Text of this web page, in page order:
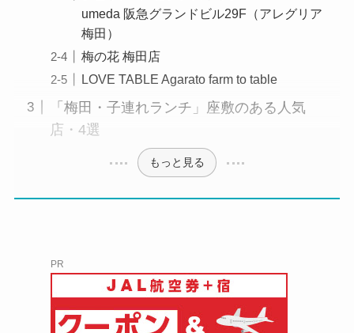
umeda 阪急グランドビル29F（アレグリア
梅田）
梅の花 梅田店
LOVE TABLE Agarato farm to table
「梅田・子連れランチ」座敷のある人気
店・4選
もっと見る
PR